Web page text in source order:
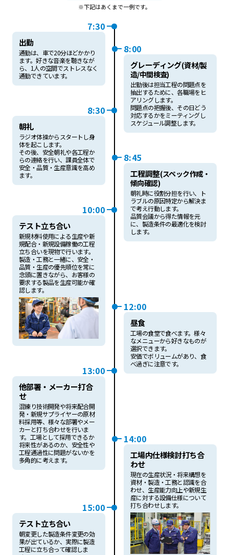
※下記はあくまで一例です。
7:30
出勤
通勤は、車で20分ほどかかり
ます。好きな音楽を聴きなが
ら、1人の空間でストレスなく
通勤できています。
8:30
朝礼
ラジオ体操からスタートし身
体を起こします。
その後、安全朝礼や各工程か
らの連絡を行い、課員全体で
安全・品質・生産意識を高め
ます。
10:00
テスト立ち合い
新規材料使用による生産や新
規配合・新規設備稼働の工程
立ち合いを現物で行います。
製造・工務と一緒に、安全・
品質・生産の優先順位を常に
念頭に置きながら、お客様の
要求する製品を生産可能か確
認します。
13:00
他部署・メーカー打合
せ
混練り技術開発や将来配合開
発・新規サプライヤーの原材
料採用等、様々な部署やメー
カーと打ち合わせを行いま
す。工場として採用できるか
将来性があるのか、安全性や
工程通過性に問題がないかを
多角的に考えます。
15:00
テスト立ち合い
朝変更した製造条件変更の効
果が出ているか、実際に製造
工程に立ち合って確認しま
8:00
グレーディング(資材/製
造/中間検査)
出勤後は担当工程の問題点を
抽出するために、各職場をヒ
アリングします。
問題点の把握後、その日どう
対応するかをミーティングし
スケジュール調整します。
8:45
工程調整(スペック作成・
傾向確認)
朝礼時に役割分担を行い、ト
ラブルの原因特定から解決ま
で考え行動します。
品質会議から得た情報を元
に、製造条件の最適化を検討
します。
12:00
昼食
工場の食堂で食べます。様々
なメニューから好きなものが
選択できます。
安価でボリュームがあり、食
べ過ぎに注意です。
14:00
工場内仕様検討打ち合
わせ
現在の生産状況・将来構想を
資材・製造・工務と認識を合
わせ、生産能力向上や新規生
産に対する設備仕様について
打ち合わせします。